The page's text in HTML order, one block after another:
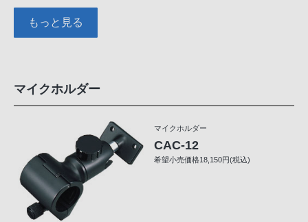
もっと見る
マイクホルダー
マイクホルダー
CAC-12
希望小売価格18,150円(税込)